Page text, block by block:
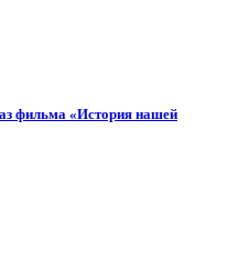
фильма «История нашей